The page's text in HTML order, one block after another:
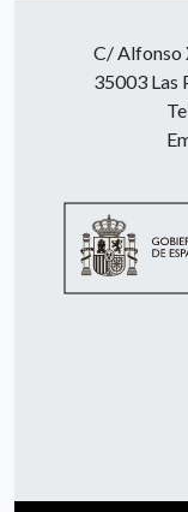
C/ Alfonso
35003 Las